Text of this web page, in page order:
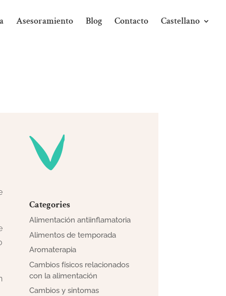
Asesoramiento Blog Contacto Castellano
Categories
Alimentación antiinflamatoria
Alimentos de temporada
Aromaterapia
Cambios físicos relacionados
con la alimentación
Cambios y sintomas